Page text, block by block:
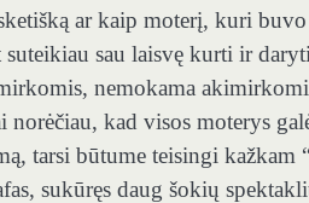
ar kaip moterį, kuri
sau laisvę kurti ir
nemokama
norėčiau, kad visos moterys
tarsi būtume teisingi kažkam
sukūręs daug šokių